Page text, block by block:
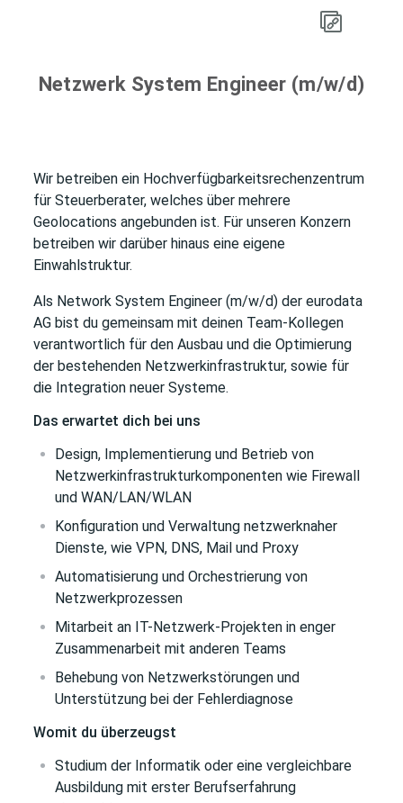
Netzwerk System Engineer (m/w/d)
Wir betreiben ein Hochverfügbarkeitsrechenzentrum
für Steuerberater, welches über mehrere
Geolocations angebunden ist. Für unseren Konzern
betreiben wir darüber hinaus eine eigene
Einwahlstruktur.
Als Network System Engineer (m/w/d) der eurodata
AG bist du gemeinsam mit deinen Team-Kollegen
verantwortlich für den Ausbau und die Optimierung
der bestehenden Netzwerkinfrastruktur, sowie für
die Integration neuer Systeme.
Das erwartet dich bei uns
Design, Implementierung und Betrieb von
Netzwerkinfrastrukturkomponenten wie Firewall
und WAN/LAN/WLAN
Konfiguration und Verwaltung netzwerknaher
Dienste, wie VPN, DNS, Mail und Proxy
Automatisierung und Orchestrierung von
Netzwerkprozessen
Mitarbeit an IT-Netzwerk-Projekten in enger
Zusammenarbeit mit anderen Teams
Behebung von Netzwerkstörungen und
Unterstützung bei der Fehlerdiagnose
Womit du überzeugst
Studium der Informatik oder eine vergleichbare
Ausbildung mit erster Berufserfahrung